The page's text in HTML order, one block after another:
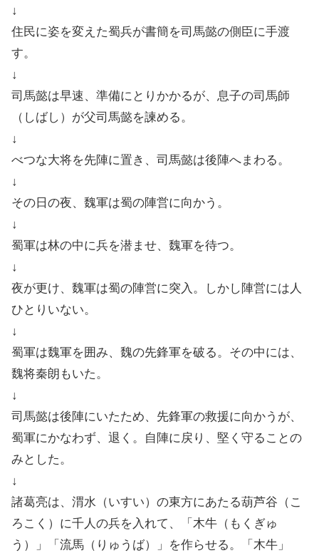
↓
住民に姿を変えた蜀兵が書簡を司馬懿の側臣に手渡
す。
↓
司馬懿は早速、準備にとりかかるが、息子の司馬師
（しばし）が父司馬懿を諫める。
↓
べつな大将を先陣に置き、司馬懿は後陣へまわる。
↓
その日の夜、魏軍は蜀の陣営に向かう。
↓
蜀軍は林の中に兵を潜ませ、魏軍を待つ。
↓
夜が更け、魏軍は蜀の陣営に突入。しかし陣営には人
ひとりいない。
↓
蜀軍は魏軍を囲み、魏の先鋒軍を破る。その中には、
魏将秦朗もいた。
↓
司馬懿は後陣にいたため、先鋒軍の救援に向かうが、
蜀軍にかなわず、退く。自陣に戻り、堅く守ることの
みとした。
↓
諸葛亮は、渭水（いすい）の東方にあたる葫芦谷（こ
ろこく）に千人の兵を入れて、「木牛（もくぎゅ
う）」「流馬（りゅうば）」を作らせる。「木牛」